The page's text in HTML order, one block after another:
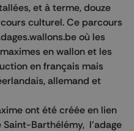
et à terme, douze
culturel. Ce parcours
où les
en wallon et les
en français mais
allemand et
ont été créée en lien
Barthélémy, l’adage